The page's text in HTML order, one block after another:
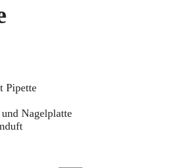
Pipette
Nagelplatte